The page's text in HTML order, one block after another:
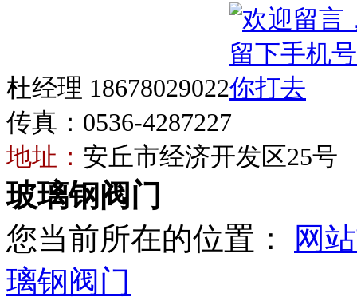
杜经理 18678029022
传真：0536-4287227
地址： 安丘市经济开发区25号
玻璃钢阀门
您当前所在的位置：
网
璃钢阀门